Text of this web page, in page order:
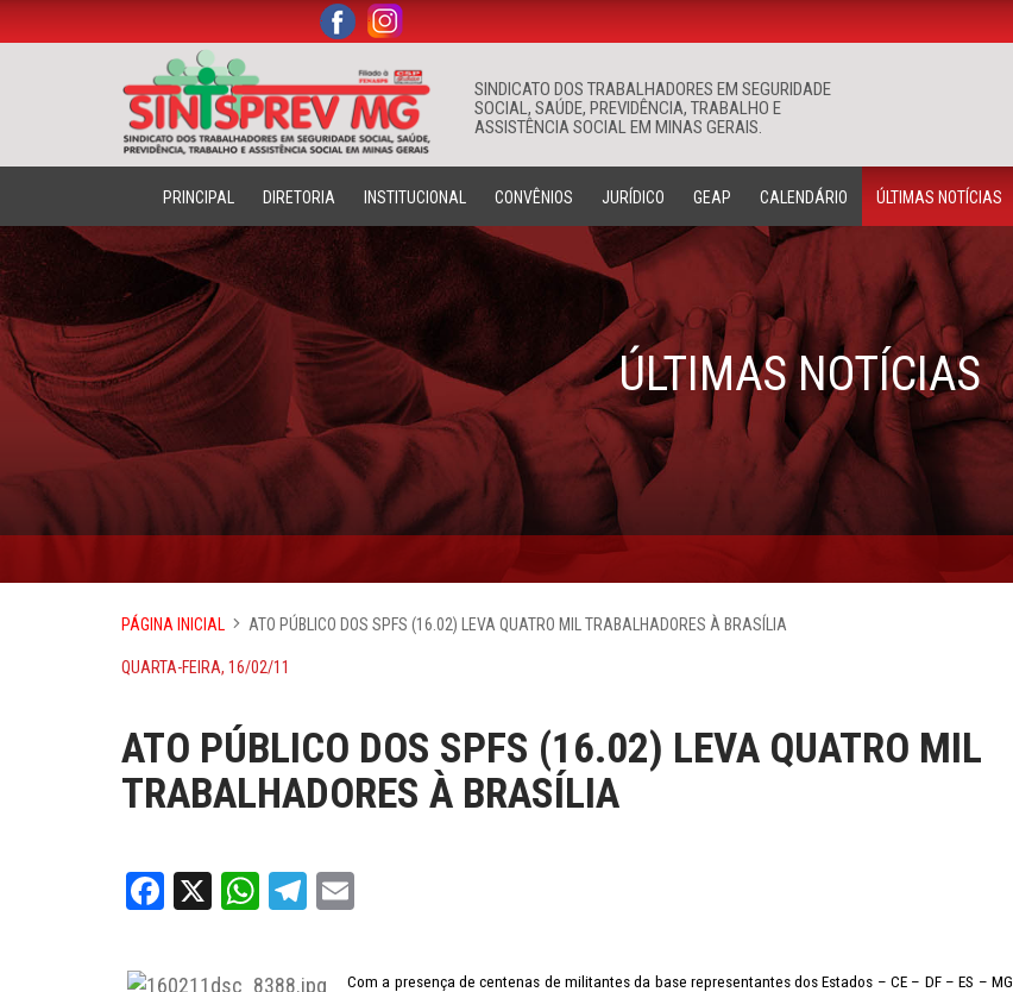
SINDICATO DOS TRABALHADORES EM SEGURIDADE
SOCIAL, SAÚDE, PREVIDÊNCIA, TRABALHO E
ASSISTÊNCIA SOCIAL EM MINAS GERAIS.
Buscar
. .
PRINCIPAL DIRETORIA INSTITUCIONAL CONVÊNIOS JURÍDICO GEAP CALENDÁRIO ÚLTIMAS NOTÍCIAS
ÚLTIMAS NOTÍCIAS
PÁGINA INICIAL ATO PÚBLICO DOS SPFS (16.02) LEVA QUATRO MIL TRABALHADORES À BRASÍLIA
QUARTA-FEIRA, 16/02/11
ATO PÚBLICO DOS SPFS (16.02) LEVA QUATRO MIL
TRABALHADORES À BRASÍLIA
Facebook
X WhatsApp
Telegram
Com a presença de centenas de militantes da base representantes dos Estados – CE – DF – ES – MG